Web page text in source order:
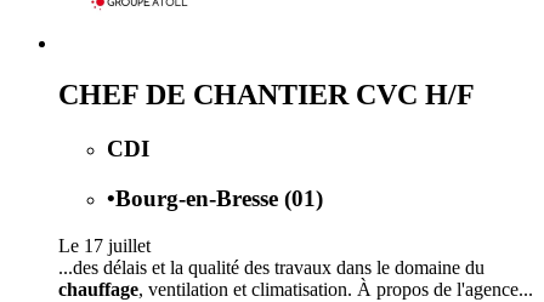
CHEF DE CHANTIER CVC H/F
CDI
•Bourg-en-Bresse (01)
Le 17 juillet
...des délais et la qualité des travaux dans le domaine du
chauffage, ventilation et climatisation. À propos de l'agence...